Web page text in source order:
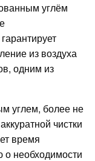
углём
из воздуха
одним из
углем, более не
чистки
время
необходимости